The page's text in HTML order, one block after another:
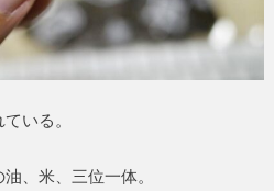
いる。
、米、三位一体。